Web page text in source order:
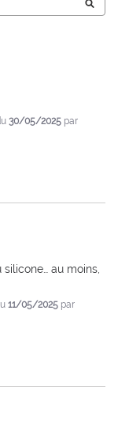
30/05/2025 par
au moins,
11/05/2025 par